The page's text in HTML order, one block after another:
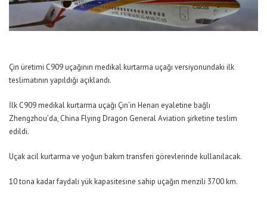
Çin üretimi C909 uçağının medikal kurtarma uçağı versiyonundaki ilk
teslimatının yapıldığı açıklandı.
İlk C909 medikal kurtarma uçağı Çin’in Henan eyaletine bağlı
Zhengzhou’da, China Flying Dragon General Aviation şirketine teslim
edildi.
Uçak acil kurtarma ve yoğun bakım transferi görevlerinde kullanılacak.
10 tona kadar faydalı yük kapasitesine sahip uçağın menzili 3700 km.